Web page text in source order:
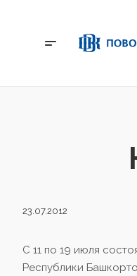
23.07.2012
C 11 по 19 июля
Республики